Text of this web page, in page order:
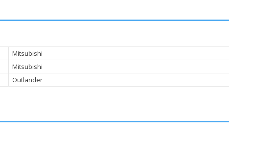
Mitsubishi
Mitsubishi
Outlander